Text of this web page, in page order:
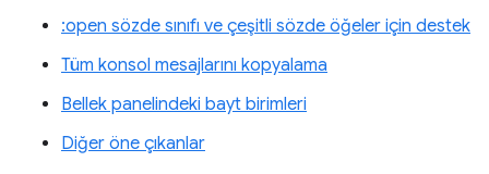
:open sözde sınıfı ve çeşitli sözde öğeler için destek
Tüm konsol mesajlarını kopyalama
Bellek panelindeki bayt birimleri
Diğer öne çıkanlar